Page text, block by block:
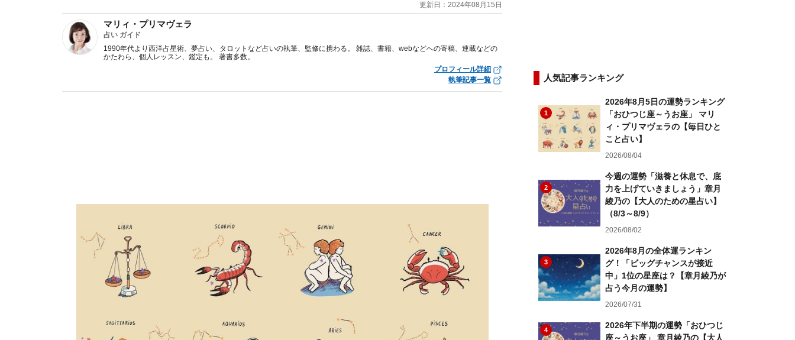
更新日：2024年08月15日
マリィ・プリマヴェラ
占い ガイド
1990年代より西洋占星術、夢占い、タロットなど占いの執筆、監修に携わる。 雑誌、書籍、webなどへの寄稿、連載などの
かたわら、個人レッスン、鑑定も。 著書多数。
プロフィール詳細
執筆記事一覧
人気記事ランキング
1
2026年8月5日の運勢ランキング
「おひつじ座～うお座」 マリ
ィ・プリマヴェラの【毎日ひと
こと占い】
2026/08/04
2
今週の運勢「滋養と休息で、底
力を上げていきましょう」章月
綾乃の【大人のための星占い】
（8/3～8/9）
2026/08/02
3
2026年8月の全体運ランキン
グ！「ビッグチャンスが接近
中」1位の星座は？【章月綾乃が
占う今月の運勢】
2026/07/31
4
2026年下半期の運勢「おひつじ
座～うお座」 章月綾乃の【大人